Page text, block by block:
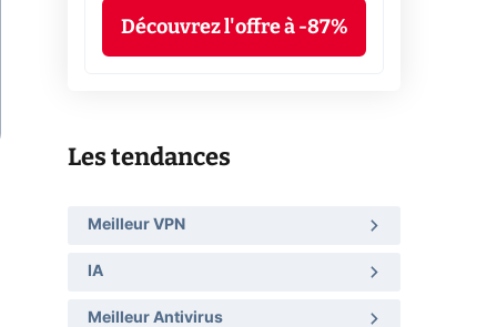
Découvrez l'offre à -87%
Les tendances
Meilleur VPN
IA
Meilleur Antivirus